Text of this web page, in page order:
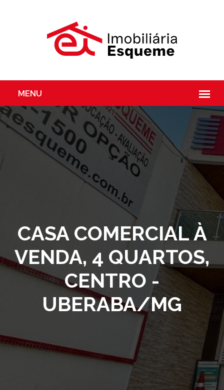
CASA COMERCIAL À
VENDA, 4 QUARTOS,
CENTRO -
UBERABA/MG